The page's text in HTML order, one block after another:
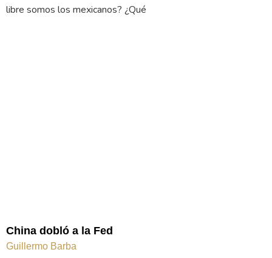
libre somos los mexicanos? ¿Qué
China dobló a la Fed
Guillermo Barba